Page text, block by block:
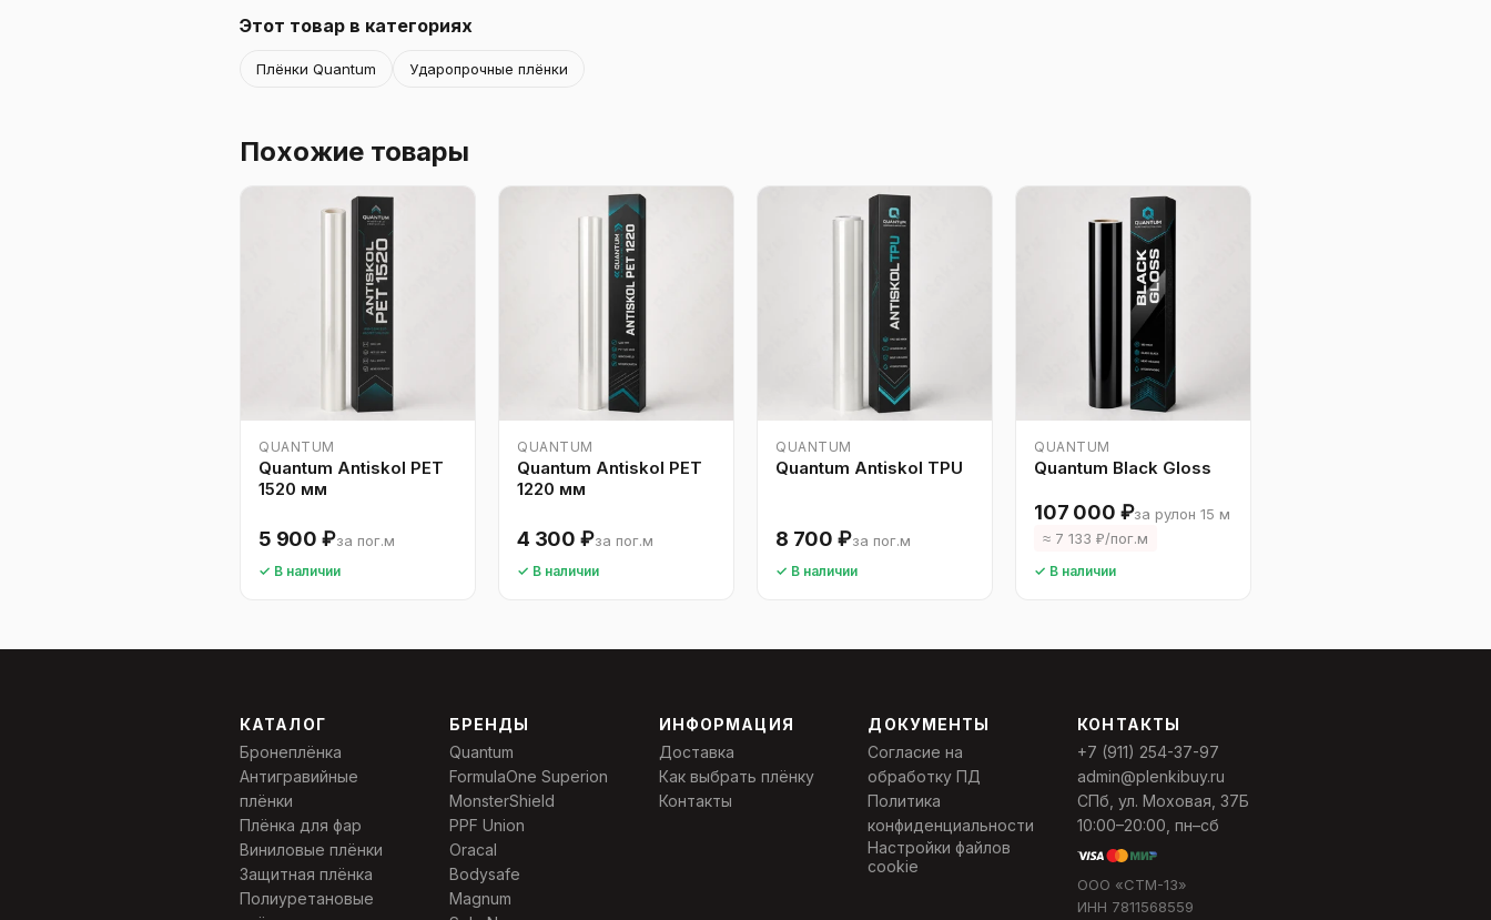
Этот товар в категориях
Плёнки Quantum Ударопрочные плёнки
Похожие товары
QUANTUM
Quantum Antiskol PET
1520 мм
5 900 ₽за пог.м
✓ В наличии
QUANTUM
Quantum Antiskol PET
1220 мм
4 300 ₽за пог.м
✓ В наличии
QUANTUM
Quantum Antiskol TPU
8 700 ₽за пог.м
✓ В наличии
QUANTUM
Quantum Black Gloss
107 000 ₽за рулон 15 м
≈ 7 133 ₽/пог.м
✓ В наличии
КАТАЛОГ
Бронеплёнка
Антигравийные
плёнки
Плёнка для фар
Виниловые плёнки
Защитная плёнка
Полиуретановые
БРЕНДЫ
Quantum
FormulaOne Superion
MonsterShield
PPF Union
Oracal
Bodysafe
Magnum
ИНФОРМАЦИЯ
Доставка
Как выбрать плёнку
Контакты
ДОКУМЕНТЫ
Согласие на
обработку ПД
Политика
конфиденциальности
Настройки файлов
cookie
КОНТАКТЫ
+7 (911) 254-37-97
admin@plenkibuy.ru
СПб, ул. Моховая, 37Б
10:00–20:00, пн–сб
ООО «СТМ-13»
ИНН 7811568559